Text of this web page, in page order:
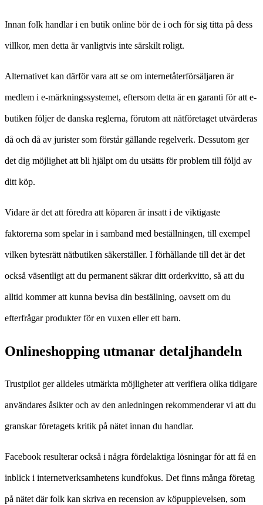
Innan folk handlar i en butik online bör de i och för sig titta på dess
villkor, men detta är vanligtvis inte särskilt roligt.
Alternativet kan därför vara att se om internetåterförsäljaren är
medlem i e-märkningssystemet, eftersom detta är en garanti för att e-
butiken följer de danska reglerna, förutom att nätföretaget utvärderas
då och då av jurister som förstår gällande regelverk. Dessutom ger
det dig möjlighet att bli hjälpt om du utsätts för problem till följd av
ditt köp.
Vidare är det att föredra att köparen är insatt i de viktigaste
faktorerna som spelar in i samband med beställningen, till exempel
vilken bytesrätt nätbutiken säkerställer. I förhållande till det är det
också väsentligt att du permanent säkrar ditt orderkvitto, så att du
alltid kommer att kunna bevisa din beställning, oavsett om du
efterfrågar produkter för en vuxen eller ett barn.
Onlineshopping utmanar detaljhandeln
Trustpilot ger alldeles utmärkta möjligheter att verifiera olika tidigare
användares åsikter och av den anledningen rekommenderar vi att du
granskar företagets kritik på nätet innan du handlar.
Facebook resulterar också i några fördelaktiga lösningar för att få en
inblick i internetverksamhetens kundfokus. Det finns många företag
på nätet där folk kan skriva en recension av köpupplevelsen, som